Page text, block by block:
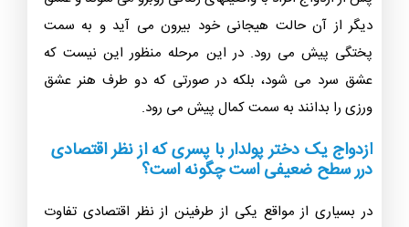
دیگر از آن حالت هیجانی خود بیرون می آید و به سمت
پختگی پیش می رود. در این مرحله منظور این نیست که
عشق سرد می شود، بلکه در صورتی که دو طرف هنر عشق
ورزی را بدانند به سمت کمال پیش می رود.
ازدواج یک دختر پولدار با پسری که از نظر اقتصادی
درر سطح ضعیفی است چگونه است؟
در بسیاری از مواقع یکی از طرفینن از نظر اقتصادی تفاوت